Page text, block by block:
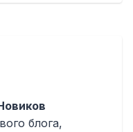
блога,